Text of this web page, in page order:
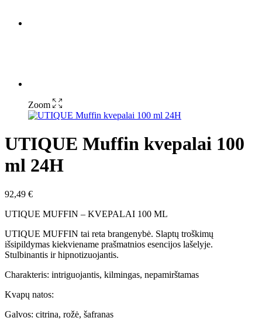
Zoom
UTIQUE Muffin kvepalai 100
ml 24H
92,49 €
UTIQUE MUFFIN – KVEPALAI 100 ML
UTIQUE MUFFIN tai reta brangenybė. Slaptų troškimų
išsipildymas kiekviename prašmatnios esencijos lašelyje.
Stulbinantis ir hipnotizuojantis.
Charakteris: intriguojantis, kilmingas, nepamirštamas
Kvapų natos:
Galvos: citrina, rožė, šafranas